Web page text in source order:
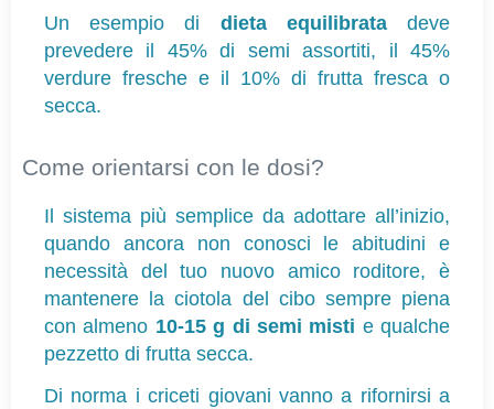
Un esempio di dieta equilibrata deve
prevedere il 45% di semi assortiti, il 45%
verdure fresche e il 10% di frutta fresca o
secca.
Come orientarsi con le dosi?
Il sistema più semplice da adottare all’inizio,
quando ancora non conosci le abitudini e
necessità del tuo nuovo amico roditore, è
mantenere la ciotola del cibo sempre piena
con almeno 10-15 g di semi misti e qualche
pezzetto di frutta secca.
Di norma i criceti giovani vanno a rifornirsi a